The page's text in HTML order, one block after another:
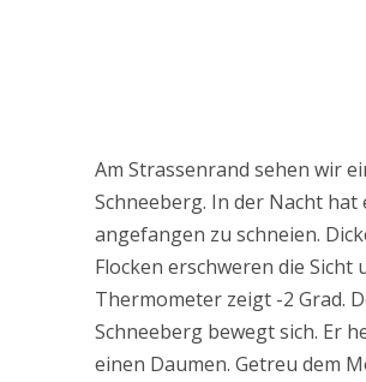
Am Strassenrand sehen wir
Schneeberg. In der Nacht hat
angefangen zu schneien.
Flocken erschweren die Sicht
Thermometer zeigt -2 Grad.
Schneeberg bewegt sich. Er
einen Daumen. Getreu dem